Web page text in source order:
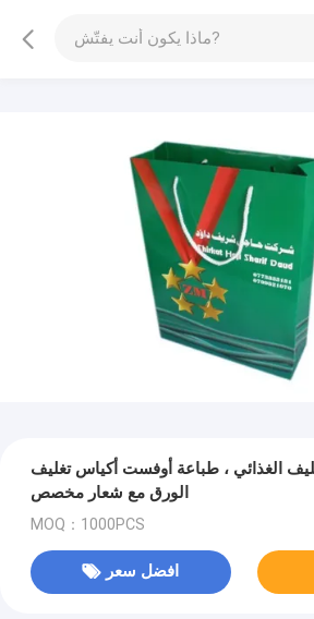
الغذائي ، طباعة أوفست أكياس تغليف
الورق مع شعار مخصص
MOQ：1000PCS
افضل سعر